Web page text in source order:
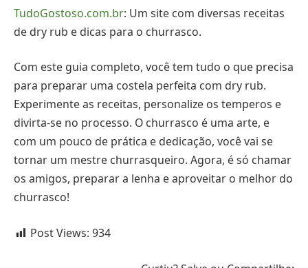
TudoGostoso.com.br: Um site com diversas receitas
de dry rub e dicas para o churrasco.
Com este guia completo, você tem tudo o que precisa
para preparar uma costela perfeita com dry rub.
Experimente as receitas, personalize os temperos e
divirta-se no processo. O churrasco é uma arte, e
com um pouco de prática e dedicação, você vai se
tornar um mestre churrasqueiro. Agora, é só chamar
os amigos, preparar a lenha e aproveitar o melhor do
churrasco!
Post Views: 934